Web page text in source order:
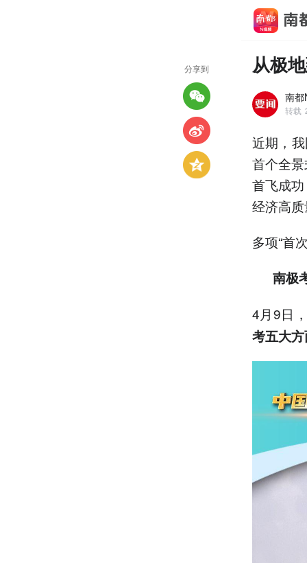
从极
南都
转载
近期，
首个全
首飞成
经济高
多项“首
南极
4月9日
考五大
分享到